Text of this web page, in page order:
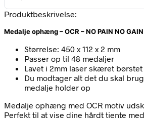
Produktbeskrivelse:
Medalje ophæng – OCR – NO PAIN NO
Størrelse: 450 x 112 x 2 mm
Passer op til 48 medaljer
Lavet i 2mm laser skæret børstet
Du modtager alt det du skal
medalje holder op
Medalje ophæng med OCR motiv
Perfekt til at vise dine hårdt tjente